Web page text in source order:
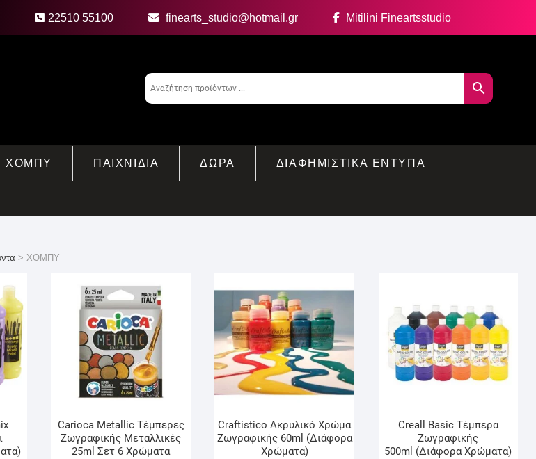
22510 55100 finearts_studio@hotmail.gr Mitilini Fineartsstudio
ΧΟΜΠΥ ΠΑΙΧΝΙΔΙΑ ΔΩΡΑ ΔΙΑΦΗΜΙΣΤΙΚΑ ΕΝΤΥΠΑ
> ΧΟΜΠΥ
Carioca Metallic Τέμπερες
Ζωγραφικής Μεταλλικές
25ml Σετ 6 Χρώματα
Craftistico Ακρυλικό Χρώμα
Ζωγραφικής 60ml (Διάφορα
Χρώματα)
Creall Basic Τέμπερα
Ζωγραφικής
500ml (Διάφορα Χρώματα)